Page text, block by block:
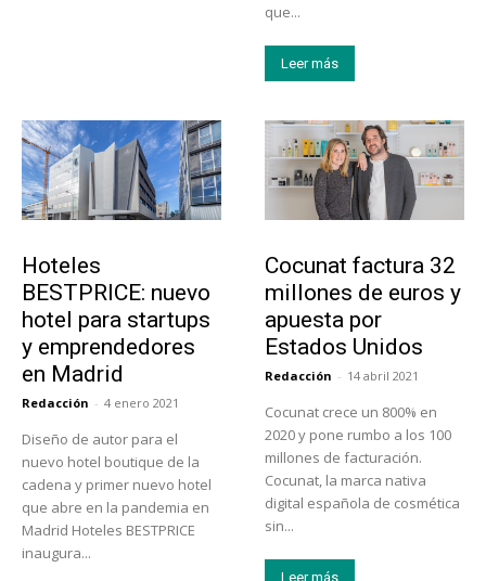
que...
Leer más
Hoteles
BESTPRICE: nuevo
hotel para startups
y emprendedores
en Madrid
Redacción - 4 enero 2021
Diseño de autor para el
nuevo hotel boutique de la
cadena y primer nuevo hotel
que abre en la pandemia en
Madrid Hoteles BESTPRICE
inaugura...
Cocunat factura 32
millones de euros y
apuesta por
Estados Unidos
Redacción - 14 abril 2021
Cocunat crece un 800% en
2020 y pone rumbo a los 100
millones de facturación.
Cocunat, la marca nativa
digital española de cosmética
sin...
Leer más